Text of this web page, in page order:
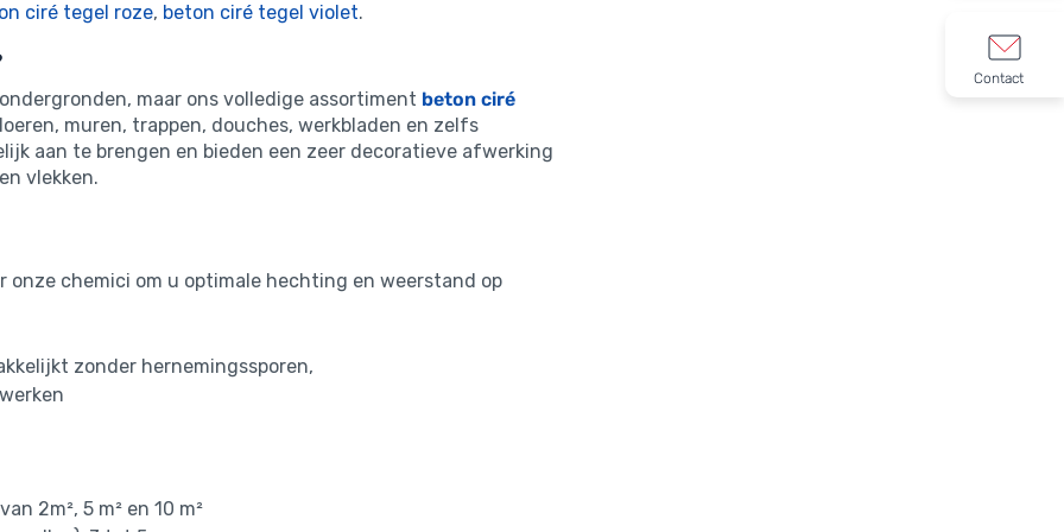
ciré tegel roze, beton ciré tegel violet.
maar ons volledige assortiment beton ciré
muren, trappen, douches, werkbladen en zelfs
aan te brengen en bieden een zeer decoratieve afwerking
vlekken.
chemici om u optimale hechting en weerstand op
zonder hernemingssporen,
2m², 5 m² en 10 m²
Contact